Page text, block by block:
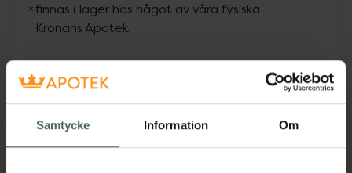
Samtycke Information Om
finnas i lager hos något av våra fysiska
Kronans Apotek.
Fler produkter från Utgått
Aktuella erbjudanden
Beskrivning Dölj